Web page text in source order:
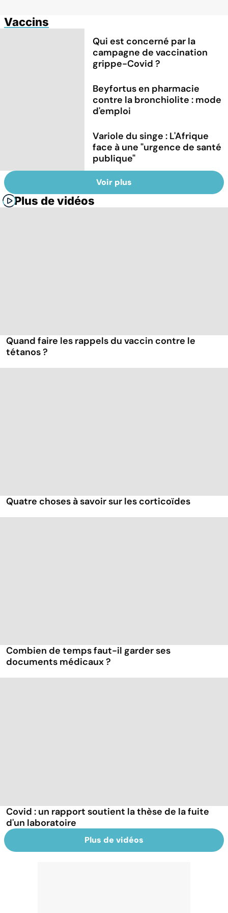
Vaccins
Qui est concerné par la
campagne de vaccination
grippe-Covid ?
Beyfortus en pharmacie
contre la bronchiolite : mode
d'emploi
Variole du singe : L'Afrique
face à une "urgence de santé
publique"
Voir plus
Plus de vidéos
Quand faire les rappels du vaccin contre le
tétanos ?
Quatre choses à savoir sur les corticoïdes
Combien de temps faut-il garder ses
documents médicaux ?
Covid : un rapport soutient la thèse de la fuite
d'un laboratoire
Plus de vidéos